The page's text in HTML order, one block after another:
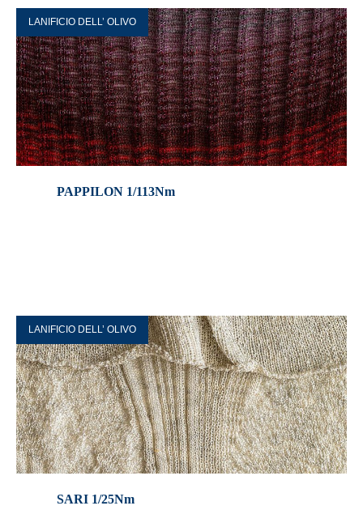
LANIFICIO DELL’ OLIVO
PAPPILON 1/113Nm
LANIFICIO DELL’ OLIVO
SARI 1/25Nm